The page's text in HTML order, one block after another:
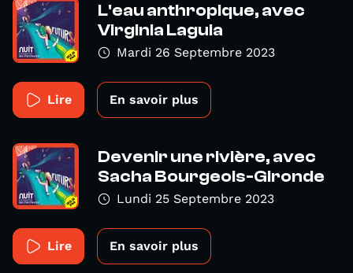
L'eau anthropique, avec
Virginia Laguia
Mardi 26 Septembre 2023
Lire En savoir plus
Devenir une rivière, avec
Sacha Bourgeois-Gironde
Lundi 25 Septembre 2023
Lire En savoir plus